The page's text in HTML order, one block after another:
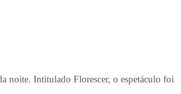
noite. Intitulado Florescer, o espetáculo foi